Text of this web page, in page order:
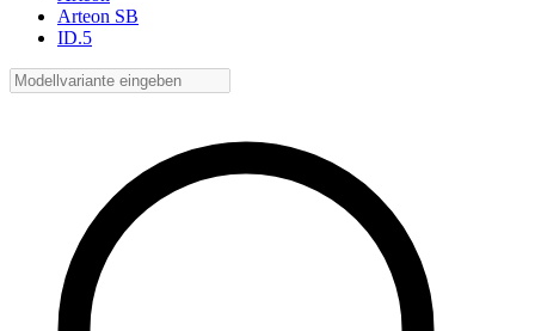
Arteon SB
ID.5